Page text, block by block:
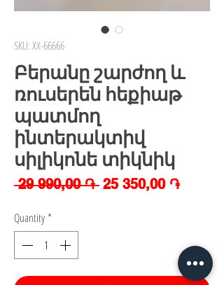
SKU: XX-66666
Բերանը շարժող և
ռուսերեն հեքիաթ
պատմող
ինտերակտիվ
սիլիկոնե տիկնիկ
29 990,00 ֏ Regular
25 350,00 ֏Sale
Quantity *